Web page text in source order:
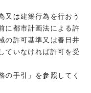
は建築行為を行おう
に都市計画法による許
の許可基準又は春日井
ていなければ許可を受
手引」を参照してく